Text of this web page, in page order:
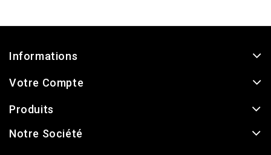
Informations
Votre Compte
Produits
Notre Société